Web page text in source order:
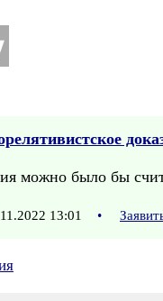
можно было бы
13:01 •